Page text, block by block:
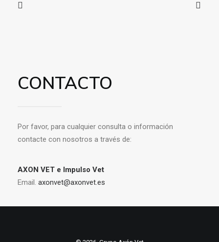
CONTACTO
Por favor, para cualquier consulta o información
contacte con nosotros a través de:
AXON VET e Impulso Vet
Email. axonvet@axonvet.es